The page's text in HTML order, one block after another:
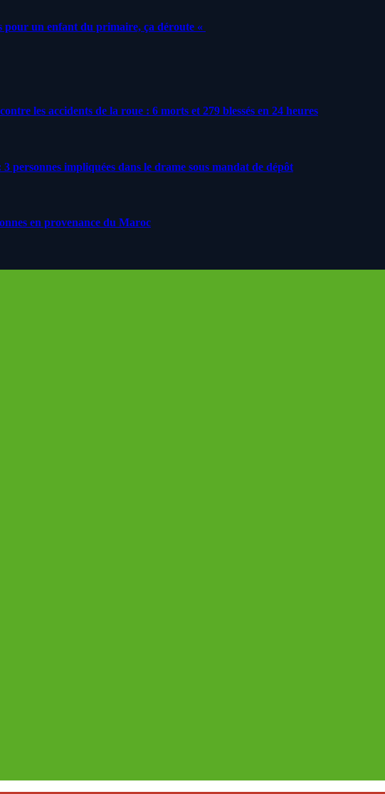
pour un enfant du primaire, ça déroute «
les accidents de la roue : 6 morts et 279 blessés en 24 heures
personnes impliquées dans le drame sous mandat de dépôt
en provenance du Maroc